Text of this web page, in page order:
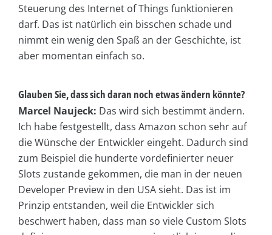
Steuerung des Internet of Things funktionieren
darf. Das ist natürlich ein bisschen schade und
nimmt ein wenig den Spaß an der Geschichte, ist
aber momentan einfach so.
Glauben Sie, dass sich daran noch etwas ändern könnte?
Marcel Naujeck: Das wird sich bestimmt ändern.
Ich habe festgestellt, dass Amazon schon sehr auf
die Wünsche der Entwickler eingeht. Dadurch sind
zum Beispiel die hunderte vordefinierter neuer
Slots zustande gekommen, die man in der neuen
Developer Preview in den USA sieht. Das ist im
Prinzip entstanden, weil die Entwickler sich
beschwert haben, dass man so viele Custom Slots